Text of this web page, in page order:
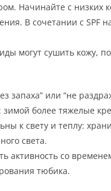
Начинайте с низких
В сочетании с SPF
могут сушить кожу,
или “не
зимой более тяжелые
к свету и теплу:
света.
активность со
тюбика.